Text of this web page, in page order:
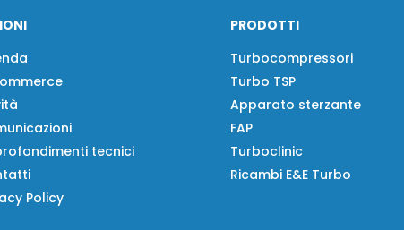
tecnici
Policy
PRODOTTI
Turbocompressori
Turbo TSP
Apparato sterzante
FAP
Turboclinic
Ricambi E&E Turbo